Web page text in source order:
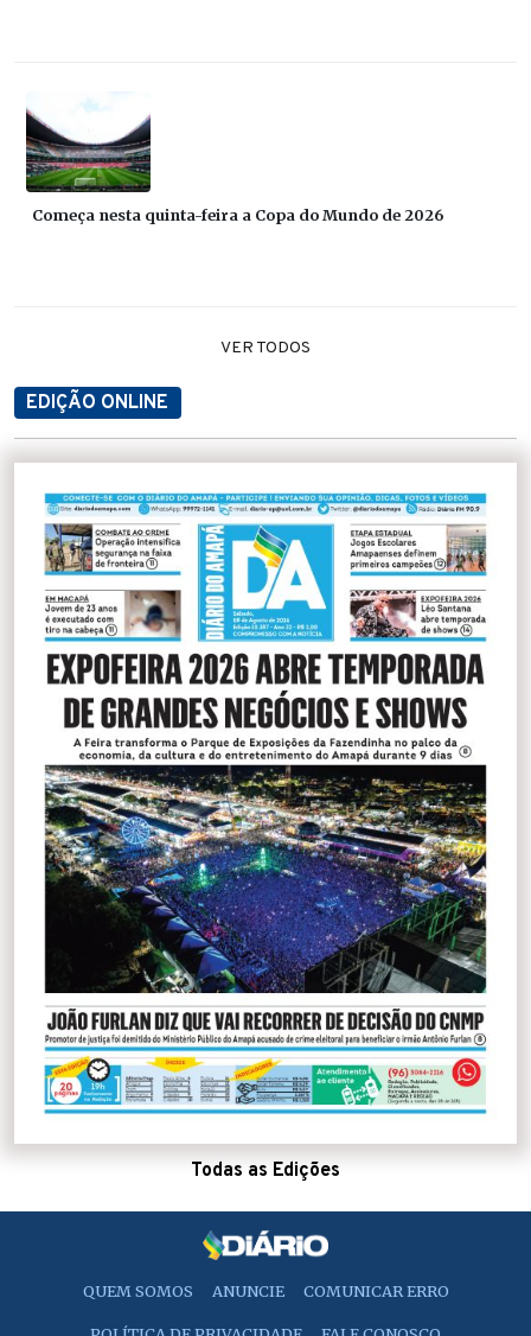
Começa nesta quinta-feira a Copa do Mundo de 2026
VER TODOS
EDIÇÃO ONLINE
Todas as Edições
QUEM SOMOS ANUNCIE COMUNICAR ERRO